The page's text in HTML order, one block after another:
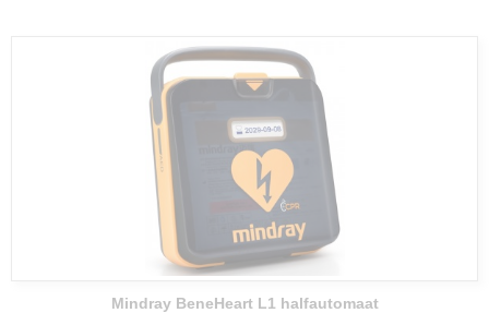
Mindray BeneHeart L1 halfautomaat